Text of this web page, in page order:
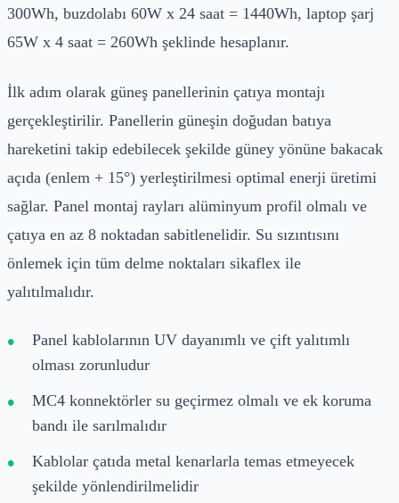
300Wh, buzdolabı 60W x 24 saat = 1440Wh, laptop şarj
65W x 4 saat = 260Wh şeklinde hesaplanır.
İlk adım olarak güneş panellerinin çatıya montajı
gerçekleştirilir. Panellerin güneşin doğudan batıya
hareketini takip edebilecek şekilde güney yönüne bakacak
açıda (enlem + 15°) yerleştirilmesi optimal enerji üretimi
sağlar. Panel montaj rayları alüminyum profil olmalı ve
çatıya en az 8 noktadan sabitlenelidir. Su sızıntısını
önlemek için tüm delme noktaları sikaflex ile
yalıtılmalıdır.
Panel kablolarının UV dayanımlı ve çift yalıtımlı
olması zorunludur
MC4 konnektörler su geçirmez olmalı ve ek koruma
bandı ile sarılmalıdır
Kablolar çatıda metal kenarlarla temas etmeyecek
şekilde yönlendirilmelidir